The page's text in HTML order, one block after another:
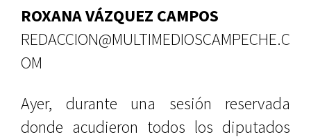
ROXANA VÁZQUEZ CAMPOS
REDACCION@MULTIMEDIOSCAMPECHE.C
OM
Ayer, durante una sesión reservada
donde acudieron todos los diputados